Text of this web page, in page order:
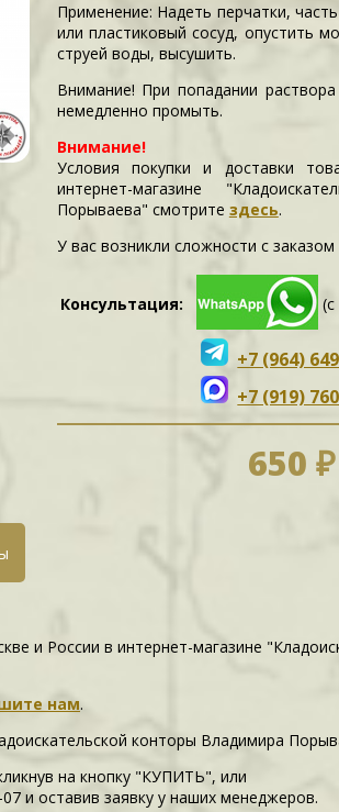
Применение: Надеть перчатки,
или пластиковый сосуд, опустить
струей воды, высушить.
Внимание! При попадании
немедленно промыть.
Внимание!
Условия покупки и доставки
интернет-магазине
Порываева" смотрите здесь.
У вас возникли сложности c заказом
Консультация:
+7 (964)
+7 (919)
650 ₽
и России в интернет-магазине
нам.
конторы Владимира
на кнопку "КУПИТЬ", или
и оставив заявку у наших менеджеров.